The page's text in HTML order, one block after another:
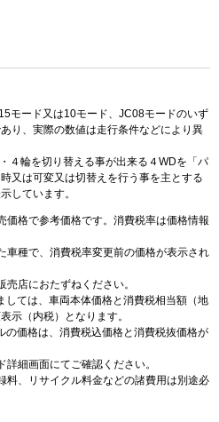
モード又は10モード、JC08モードのいず
り、実際の数値は走行条件などにより異
４輪を切り替える事が出来る４WDを「パ
又は可変又は切替えを行う事を主とする
しています。
価格で参考価格です。消費税率は価格情報
車種で、消費税率変更前の価格が表示され
店におたずねください。
ては、車両本体価格と消費税相当額（地
示（内税）となります。
価格は、消費税込価格と消費税抜価格が
細画面にてご確認ください。
料、リサイクル料金などの諸費用は別途必